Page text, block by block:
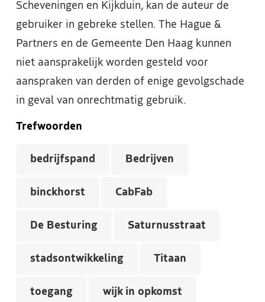
Scheveningen en Kijkduin, kan de auteur de
gebruiker in gebreke stellen. The Hague &
Partners en de Gemeente Den Haag kunnen
niet aansprakelijk worden gesteld voor
aanspraken van derden of enige gevolgschade
in geval van onrechtmatig gebruik.
Trefwoorden
bedrijfspand Bedrijven
binckhorst CabFab
De Besturing Saturnusstraat
stadsontwikkeling Titaan
toegang wijk in opkomst